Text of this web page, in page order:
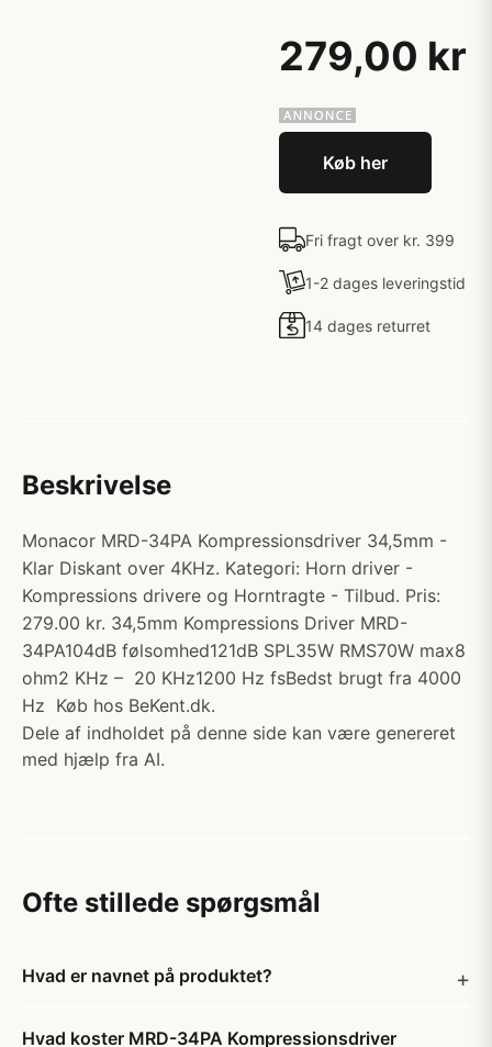
279,00 kr
Køb her
Fri fragt over kr. 399
1-2 dages leveringstid
14 dages returret
Beskrivelse
Monacor MRD-34PA Kompressionsdriver 34,5mm -
Klar Diskant over 4KHz. Kategori: Horn driver -
Kompressions drivere og Horntragte - Tilbud. Pris:
279.00 kr. 34,5mm Kompressions Driver MRD-
34PA104dB følsomhed121dB SPL35W RMS70W max8
ohm2 KHz – 20 KHz1200 Hz fsBedst brugt fra 4000
Hz Køb hos BeKent.dk.
Dele af indholdet på denne side kan være genereret
med hjælp fra AI.
Ofte stillede spørgsmål
Hvad er navnet på produktet?
Hvad koster MRD-34PA Kompressionsdriver